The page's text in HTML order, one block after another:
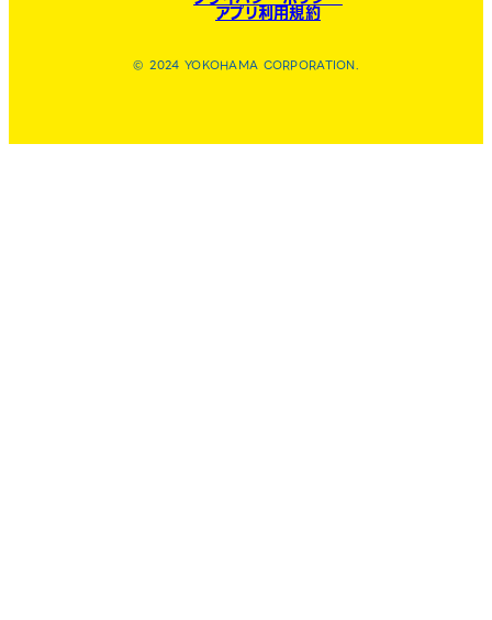
アプリ利用規約
© 2024 YOKOHAMA CORPORATION.